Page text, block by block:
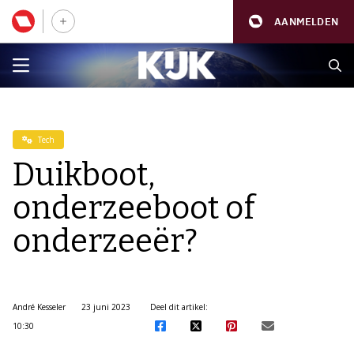
AANMELDEN
Tech
Duikboot,
onderzeeboot of
onderzeeër?
André Kesseler
23 juni 2023
10:30
Deel dit artikel: